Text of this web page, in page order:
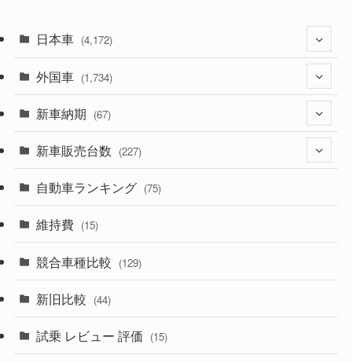
日本車 (4,172)
(1,321)
(329)
(525)
(357)
(328)
(194)
(230)
(253)
外国車 (1,734)
(242)
(85)
(84)
(14)
(222)
新車納期 (67)
(28)
(8)
(3)
(3)
(5)
新車販売台数 (227)
(21)
(5)
(7)
自動車ランキング (75)
維持費 (15)
競合車種比較 (129)
新旧比較 (44)
試乗 レビュー 評価 (15)